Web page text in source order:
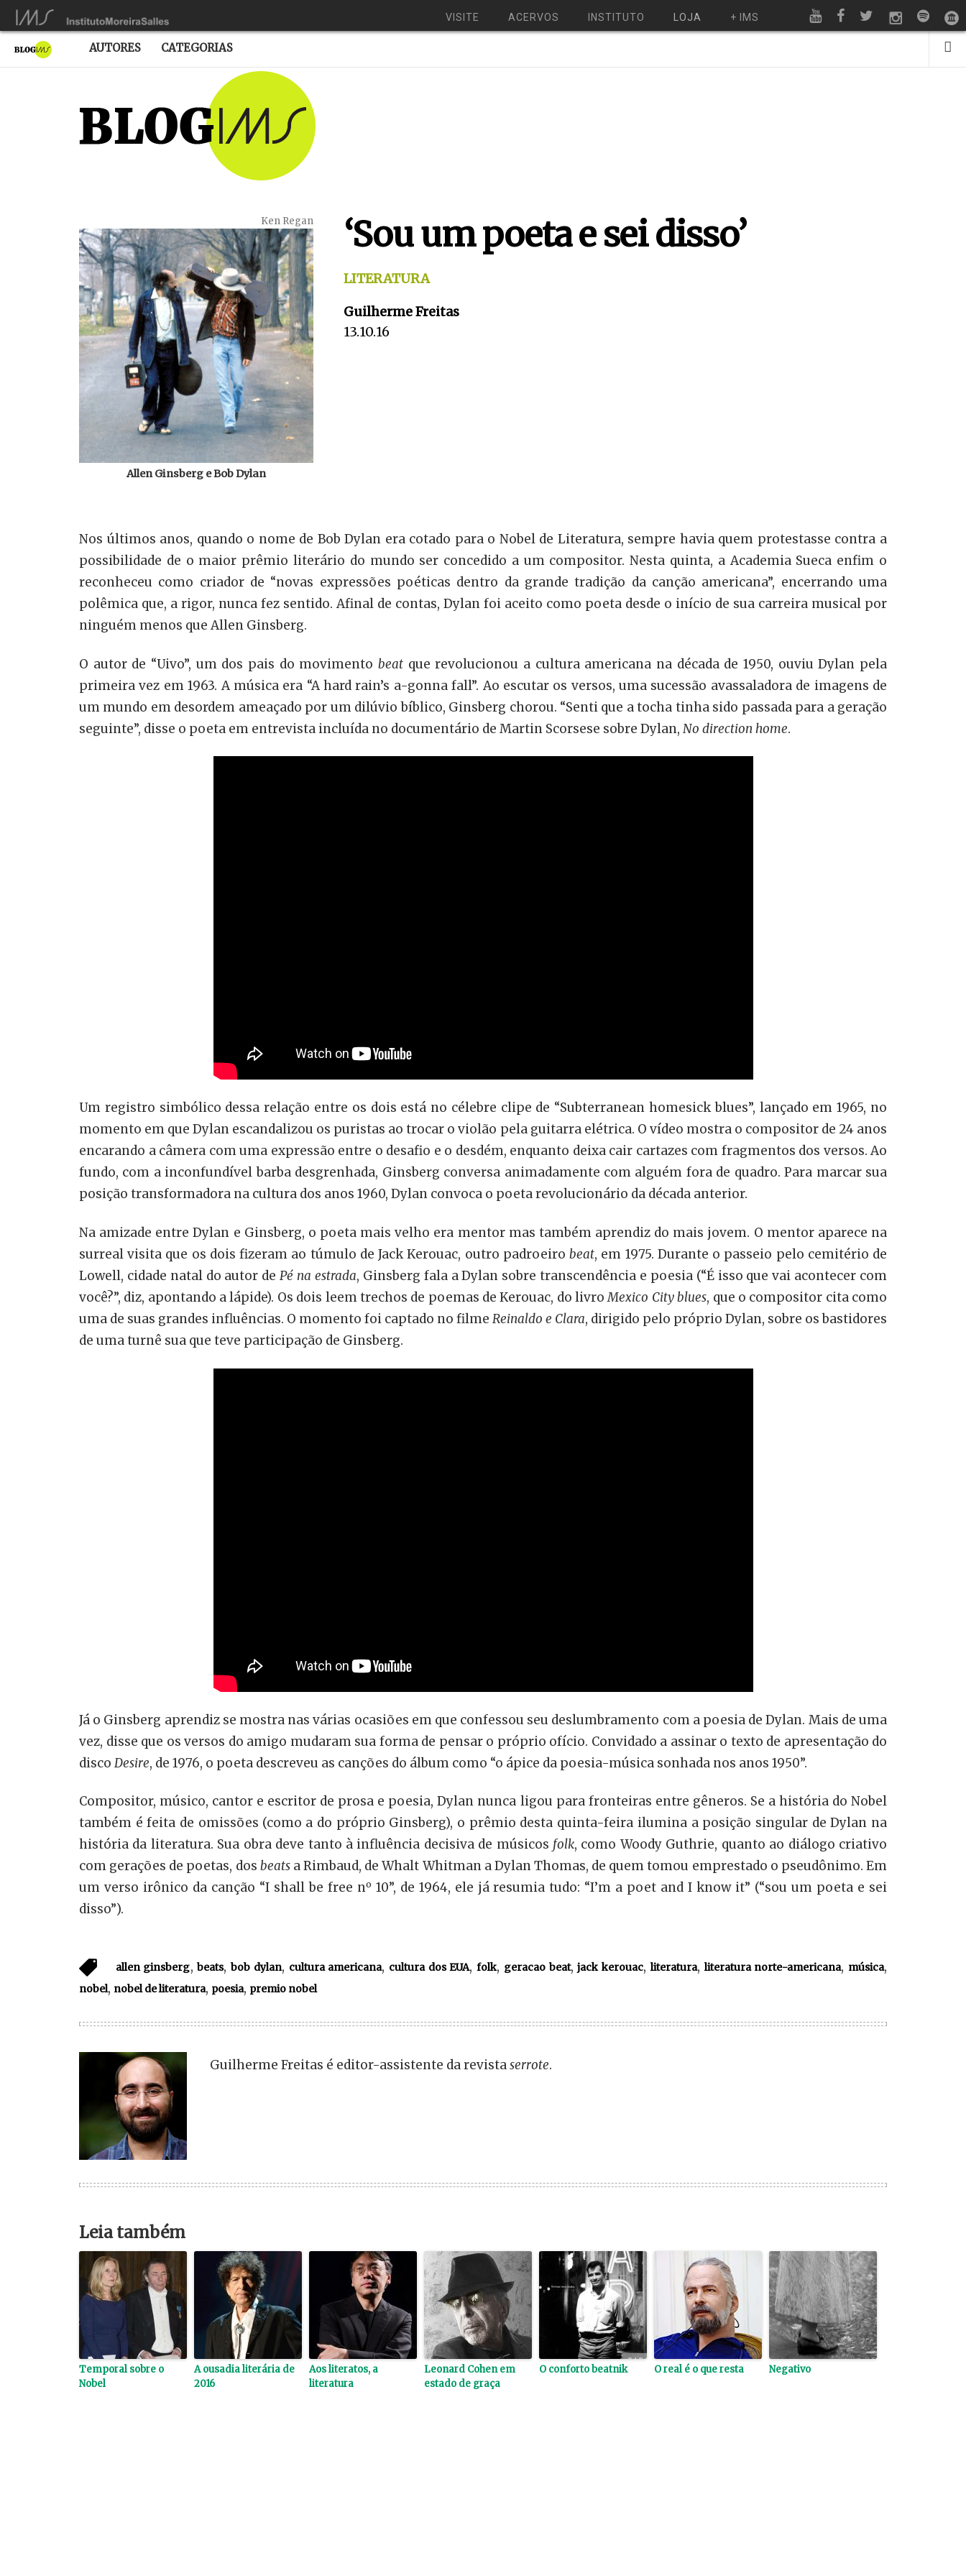
VISITE ACERVOS INSTITUTO LOJA + IMS
AUTORES CATEGORIAS
Ken Regan
Allen Ginsberg e Bob Dylan
‘Sou um poeta e sei disso’
LITERATURA
Guilherme Freitas
13.10.16
Nos últimos anos, quando o nome de Bob Dylan era cotado para o Nobel de Literatura, sempre havia quem protestasse contra a
possibilidade de o maior prêmio literário do mundo ser concedido a um compositor. Nesta quinta, a Academia Sueca enfim o
reconheceu como criador de “novas expressões poéticas dentro da grande tradição da canção americana”, encerrando uma
polêmica que, a rigor, nunca fez sentido. Afinal de contas, Dylan foi aceito como poeta desde o início de sua carreira musical por
ninguém menos que Allen Ginsberg.
O autor de “Uivo”, um dos pais do movimento beat que revolucionou a cultura americana na década de 1950, ouviu Dylan pela
primeira vez em 1963. A música era “A hard rain’s a-gonna fall”. Ao escutar os versos, uma sucessão avassaladora de imagens de
um mundo em desordem ameaçado por um dilúvio bíblico, Ginsberg chorou. “Senti que a tocha tinha sido passada para a geração
seguinte”, disse o poeta em entrevista incluída no documentário de Martin Scorsese sobre Dylan, No direction home.
Um registro simbólico dessa relação entre os dois está no célebre clipe de “Subterranean homesick blues”, lançado em 1965, no
momento em que Dylan escandalizou os puristas ao trocar o violão pela guitarra elétrica. O vídeo mostra o compositor de 24 anos
encarando a câmera com uma expressão entre o desafio e o desdém, enquanto deixa cair cartazes com fragmentos dos versos. Ao
fundo, com a inconfundível barba desgrenhada, Ginsberg conversa animadamente com alguém fora de quadro. Para marcar sua
posição transformadora na cultura dos anos 1960, Dylan convoca o poeta revolucionário da década anterior.
Na amizade entre Dylan e Ginsberg, o poeta mais velho era mentor mas também aprendiz do mais jovem. O mentor aparece na
surreal visita que os dois fizeram ao túmulo de Jack Kerouac, outro padroeirobeat, em 1975. Durante o passeio pelo cemitério de
Lowell, cidade natal do autor dePé na estrada, Ginsberg fala a Dylan sobre transcendência e poesia (“É isso que vai acontecer com
você?”, diz, apontando a lápide). Os dois leem trechos de poemas de Kerouac, do livroMexico City blues, que o compositor cita como
uma de suas grandes influências. O momento foi captado no filme Reinaldo e Clara, dirigido pelo próprio Dylan, sobre os bastidores
de uma turnê sua que teve participação de Ginsberg.
Já o Ginsberg aprendiz se mostra nas várias ocasiões em que confessou seu deslumbramento com a poesia de Dylan. Mais de uma
vez, disse que os versos do amigo mudaram sua forma de pensar o próprio ofício. Convidado a assinar o texto de apresentação do
disco Desire, de 1976, o poeta descreveu as canções do álbum como “o ápice da poesia-música sonhada nos anos 1950”.
Compositor, músico, cantor e escritor de prosa e poesia, Dylan nunca ligou para fronteiras entre gêneros. Se a história do Nobel
também é feita de omissões (como a do próprio Ginsberg), o prêmio desta quinta-feira ilumina a posição singular de Dylan na
história da literatura. Sua obra deve tanto à influência decisiva de músicos folk, como Woody Guthrie, quanto ao diálogo criativo
com gerações de poetas, dos beatsa Rimbaud, de Whalt Whitman a Dylan Thomas, de quem tomou emprestado o pseudônimo. Em
um verso irônico da canção “I shall be free no10”, de 1964, ele já resumia tudo: “I’m a poet and I know it” (“sou um poeta e sei
disso”).
allen ginsberg,beats,bob dylan, cultura americana, cultura dos EUA,folk, geracao beat,jack kerouac,literatura,literatura norte-americana, música,
nobel, nobel de literatura, poesia, premio nobel
Guilherme Freitas é editor-assistente da revistaserrote.
Leia também
Temporal sobre o
Nobel
A ousadia literária de
2016
Aos literatos, a
literatura
Leonard Cohen em
estado de graça
O conforto beatnik O real é o que resta Negativo